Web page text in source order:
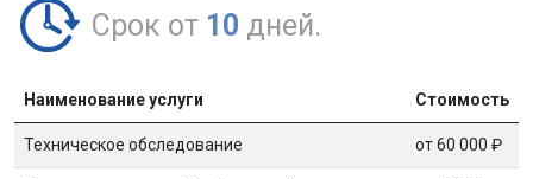
Срок от 10 дней.
Наименование услуги Стоимость
Техническое обследование от 60 000 ₽